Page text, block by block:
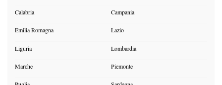
Calabria Campania
Emilia Romagna Lazio
Liguria Lombardia
Marche Piemonte